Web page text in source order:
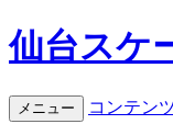
仙台スケ
メニュー コンテン